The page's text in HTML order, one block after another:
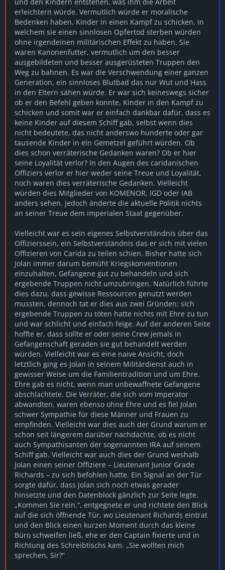
erleichtern würde. Vermutlich würde er moralische
Bedenken haben, Kinder in einen Kampf zu schicken, in
welchem sie einen sinnlosen Opfertod sterben würden
ohne irgendeinen militärischen Effekt zu haben. Sie
waren Kanonenfutter, vermutlich um den besser
ausgebildeten und besser ausgerüsteten Truppen den
Weg zu bahnen. Es war die Verschwendung einer ganzen
Generation, ein sinnloses Blutbad das nur Wut und Hass
in den Eltern sähen würde. Er war sich keineswegs sicher
ob er den Befehl geben konnte, Kinder in den Kampf zu
schicken und somit war er einfach dankbar dafür, dass es
keine Kinder auf diesem Schiff gab, selbst wenn dies
nicht bedeutete, das nicht anderswo hunderte oder gar
tausende Kinder in ein Gemetzel geführt würden. Ob
dies schon verräterische Gedanken waren? Ob er hier
seine Loyalität verlor? In den Augen des caridanischen
Offiziers verlor er hier weder seine Treue und Loyalität,
noch waren dies verräterische Gedanken. Vielleicht
würden dies Mitglieder von KOMENOR, IGD oder IAB
anders sehen, jedoch änderte die aktuelle Politik nichts
an seiner Treue dem imperialen Staat gegenüber.
Vielleicht war es sein eigenes Selbstverständnis über das
Offizierssein, ein Selbstverständnis das er sich mit vielen
Offizieren von Carida zu teilen schien. Bisher hatte sich
Jolan immer darum bemüht Kriegskonventionen
einzuhalten, Gefangene gut zu behandeln und sich
ergebende Truppen nicht umzubringen. Natürlich führte
dies dazu, dass gewisse Ressourcen genutzt werden
mussten, dennoch tat er dies aus zwei Gründen: sich
ergebende Truppen zu töten hatte nichts mit Ehre zu tun
und war schlicht und einfach feige. Auf der anderen Seite
hoffte er, dass sollte er oder seine Crew jemals in
Gefangenschaft geraden sie gut behandelt werden
würden. Vielleicht war es eine naive Ansicht, doch
letztlich ging es Jolan in seinem Militärdienst auch in
gewisser Weise um die Familientradition und um Ehre.
Ehre gab es nicht, wenn man unbewaffnete Gefangene
abschlachtete. Die Verräter, die sich vom Imperator
abwandten, waren ebenso ohne Ehre und es fiel Jolan
schwer Sympathie für diese Männer und Frauen zu
empfinden. Vielleicht war dies auch der Grund warum er
schon seit längerem darüber nachdachte, ob es nicht
auch Sympathisanten der sogenannten IRA auf seinem
Schiff gab. Vielleicht war auch dies der Grund weshalb
Jolan einen seiner Offiziere – Lieutenant Junior Grade
Richards – zu sich befohlen hatte. Ein Signal an der Tür
sorgte dafür, dass Jolan sich noch etwas gerader
hinsetzte und den Datenblock gänzlich zur Seite legte.
„Kommen Sie rein.“, entgegnete er und richtete den Blick
auf die sich öffnende Tür, wo Lieutenant Richards eintrat
und den Blick einen kurzen Moment durch das kleine
Büro schweifen ließ, ehe er den Captain fixierte und in
Richtung des Schreibtischs kam. „Sie wollten mich
sprechen, Sir?“